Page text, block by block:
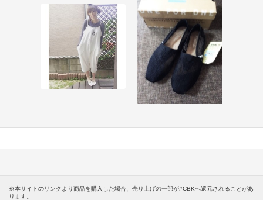
※本サイトのリンクより商品を購入した場合、売り上げの一部が#CBKへ還元されることがあ
ります。